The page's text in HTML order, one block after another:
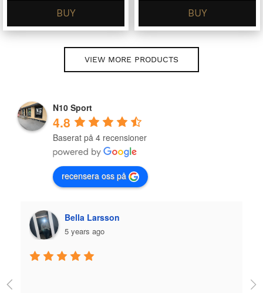
249 kr.
174.30 kr.
BUY
499 kr.
249.50 kr.
BUY
VIEW MORE PRODUCTS
N10 Sport
4.8
Baserat på 4 recensioner
recensera oss på
Plazmo
5 years ago